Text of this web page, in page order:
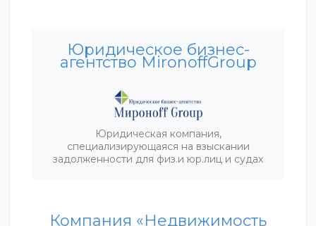
Юридическое бизнес-
агентство MironoffGroup
Юридическая компания,
специализирующаяся на взыскании
задолженности для физ.и юр.лиц и судах
Компания «Недвижимость